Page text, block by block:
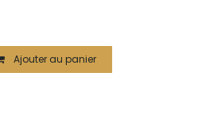
Ajouter au panier